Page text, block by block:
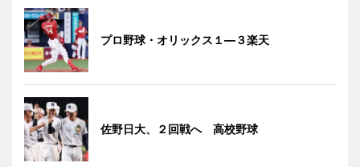
プロ野球・オリックス１―３楽天
佐野日大、２回戦へ 高校野球